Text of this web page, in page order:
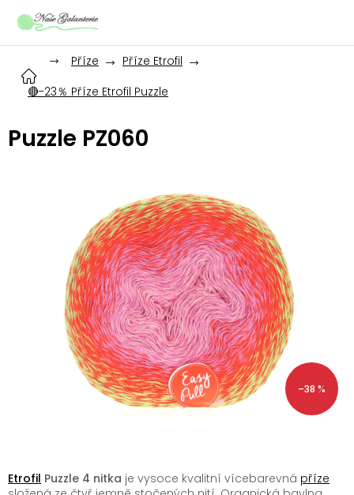
Příze
Příze Etrofil
🔴-23％ Příze Etrofil Puzzle
Puzzle PZ060
–38 %
Etrofil Puzzle 4 nitka je vysoce kvalitní vícebarevná příze